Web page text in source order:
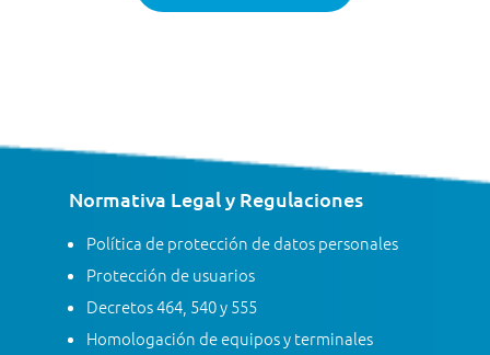
Normativa Legal y Regulaciones
Política de protección de datos personales
Protección de usuarios
Decretos 464, 540 y 555
Homologación de equipos y terminales